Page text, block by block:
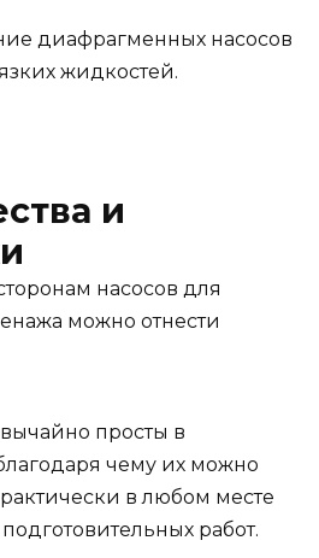
диафрагменных насосов
жидкостей.
и
насосов для
можно отнести
просты в
чему их можно
в любом месте
работ.